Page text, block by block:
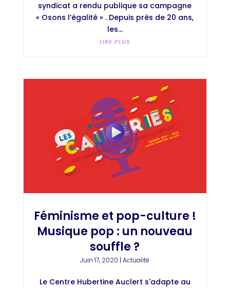
syndicat a rendu publique sa campagne
« Osons l’égalité » . Depuis près de 20 ans,
les...
LIRE PLUS
Féminisme et pop-culture !
Musique pop : un nouveau
souffle ?
Juin 17, 2020 |Actualité
Le Centre Hubertine Auclert s'adapte au